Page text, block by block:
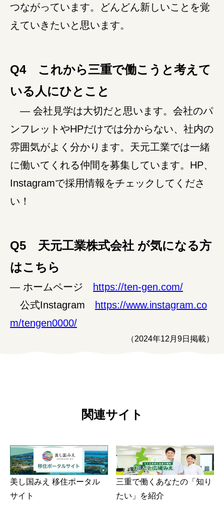
つながっています。どんどん新しいことを覚
えていきたいと思います。
Q4 これから三重で働こうと考えて
いる人にひとこと
― 会社見学は大切だと思います。会社のパ
ンフレットやHPだけでは分からない、社内の
雰囲気がよく分かります。天元工業では一緒
に働いてくれる仲間を募集しています。HP、
Instagramで採用情報をチェックしてくださ
い！
Q5 天元工業株式会社 が気になる方
はこちら
― ホームページ
https://ten-gen.com/
公式Instagram
https://www.instagram.co
m/tengen0000/
（2024年12月9日掲載）
関連サイト
美し国みえ 移住ポータル
サイト
三重で働くあなたの「知り
たい」を紹介